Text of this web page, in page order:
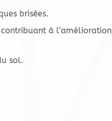
brisées.
à l’amélioration
sol.